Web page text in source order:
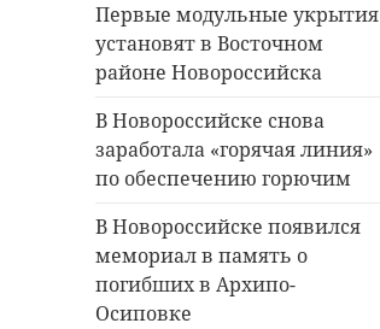
Первые модульные укрытия
установят в Восточном
районе Новороссийска
В Новороссийске снова
заработала «горячая линия»
по обеспечению горючим
В Новороссийске появился
мемориал в память о
погибших в Архипо-
Осиповке